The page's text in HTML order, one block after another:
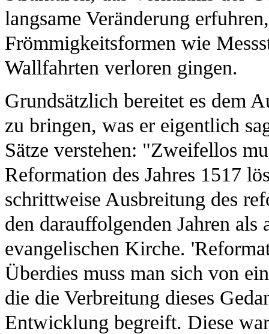
langsame Veränderung
Frömmigkeitsformen wie
Wallfahrten verloren gingen.
Grundsätzlich bereitet es dem
zu bringen, was er eigentlich
Sätze verstehen: "Zweifellos
Reformation des Jahres 1517
schrittweise Ausbreitung des
den darauffolgenden Jahren
evangelischen Kirche.
Überdies muss man sich von
die die Verbreitung dieses
Entwicklung begreift. Diese